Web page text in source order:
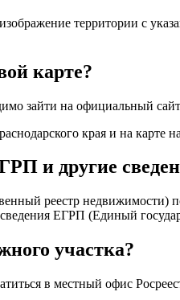
территории с
карте?
зайти на официальный
края и на карте
и другие
реестр недвижимости)
ЕГРП (Единый
участка?
в местный офис